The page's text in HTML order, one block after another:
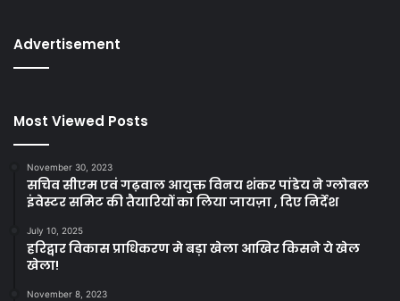
Advertisement
Most Viewed Posts
November 30, 2023
सचिव सीएम एवं गढ़वाल आयुक्त विनय शंकर पांडेय ने ग्लोबल
इंवेस्टर समिट की तैयारियों का लिया जायज़ा , दिए निर्देश
July 10, 2025
हरिद्वार विकास प्राधिकरण मे बड़ा खेला आखिर किसने ये खेल
खेला!
November 8, 2023